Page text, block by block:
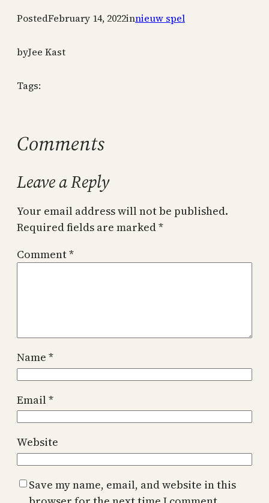
PostedFebruary 14, 2022innieuw spel
byJee Kast
Tags:
Comments
Leave a Reply
Your email address will not be published.
Required fields are marked*
Comment*
Name *
Email*
Website
Save my name, email, and website in this